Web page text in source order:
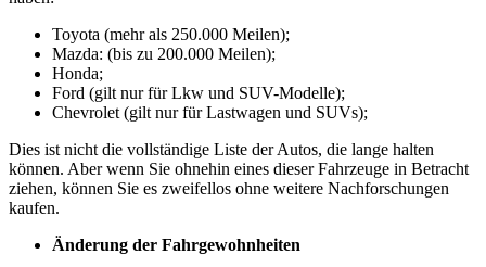
Toyota (mehr als 250.000 Meilen);
Mazda: (bis zu 200.000 Meilen);
Honda;
Ford (gilt nur für Lkw und SUV-Modelle);
Chevrolet (gilt nur für Lastwagen und SUVs);
Dies ist nicht die vollständige Liste der Autos, die lange halten
können. Aber wenn Sie ohnehin eines dieser Fahrzeuge in Betracht
ziehen, können Sie es zweifellos ohne weitere Nachforschungen
kaufen.
Änderung der Fahrgewohnheiten